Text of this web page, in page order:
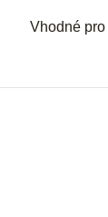
Vhodné pro